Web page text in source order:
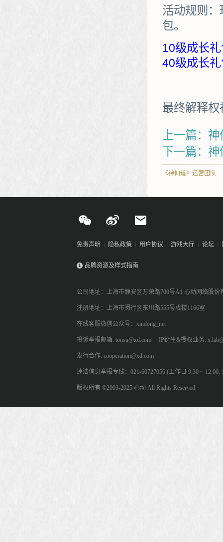
活动规则
包。
10级成长
40级成长
最终解释
上一篇：
下一篇：
《神仙道》运营团队
免责声明 隐私政策 用户协议 游戏大厅 论坛
品牌资源及样式指南
公司地址：上海市静安区万荣路700号A1 心动网络股份
注册地址：上海市闵行区东川路555号戊楼1166室
在线客服微信公众号：xindong_net
投诉举报邮箱: tousu@xd.com IP衍生&授权业务:
发行合作: cooperation@xd.com
违法信息举报专线：021-60727056 (工作日 9:30 ~ 12:00,
版权所有 ©2003-2025 心动 All Rights Reserved